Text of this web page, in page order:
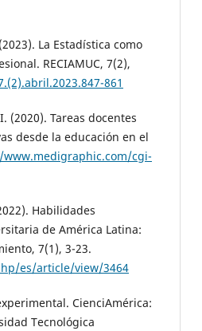
La Estadística como
RECIAMUC, 7(2),
861
(2020). Tareas docentes
desde la educación en el
cgi-
Habilidades
de América Latina:
7(1), 3-23.
es/article/view/3464
CienciAmérica:
Tecnológica